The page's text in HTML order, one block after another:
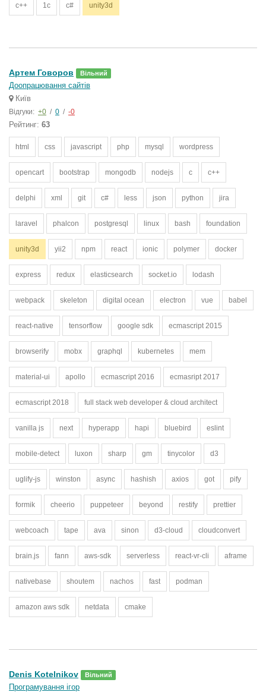
c++ 1c c# unity3d
Артем Говоров Вільний
Доопрацювання сайтів
Київ
Відгуки: +0 / 0 / -0
Рейтинг: 63
html css javascript php mysql wordpress
opencart bootstrap mongodb nodejs c c++
delphi xml git c# less json python jira
laravel phalcon postgresql linux bash foundation
unity3d yii2 npm react ionic polymer docker
express redux elasticsearch socket.io lodash
webpack skeleton digital ocean electron vue babel
react-native tensorflow google sdk ecmascript 2015
browserify mobx graphql kubernetes mem
material-ui apollo ecmascript 2016 ecmasript 2017
ecmascript 2018 full stack web developer & cloud architect
vanilla js next hyperapp hapi bluebird eslint
mobile-detect luxon sharp gm tinycolor d3
uglify-js winston async hashish axios got pify
formik cheerio puppeteer beyond restify prettier
webcoach tape ava sinon d3-cloud cloudconvert
brain.js fann aws-sdk serverless react-vr-cli aframe
nativebase shoutem nachos fast podman
amazon aws sdk netdata cmake
Denis Kotelnikov Вільний
Програмування ігор